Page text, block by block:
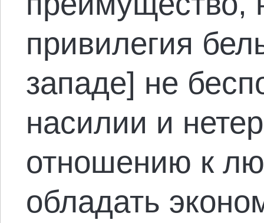
привилегия
западе] не
насилии и
отношению к
обладать